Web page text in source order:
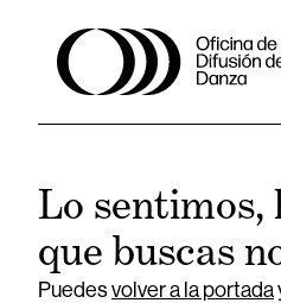
Lo sentimos,
que buscas
Puedesvolver a la portada